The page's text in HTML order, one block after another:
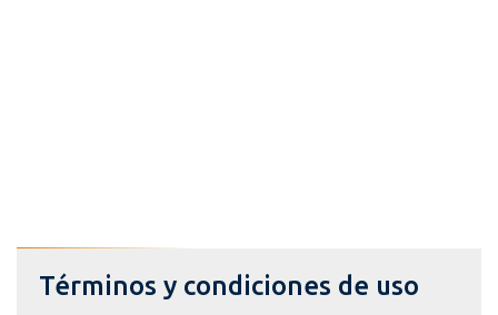
Términos y condiciones de uso